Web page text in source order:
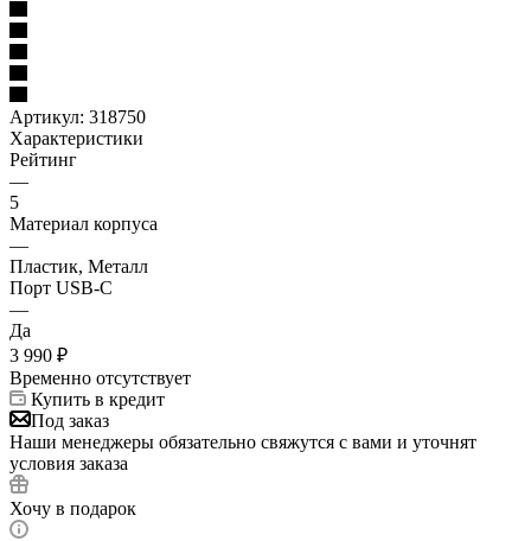
Артикул: 318750
Характеристики
Рейтинг
—
5
Материал корпуса
—
Пластик, Металл
Порт USB-C
—
Да
3 990 ₽
Временно отсутствует
Купить в кредит
Под заказ
Наши менеджеры обязательно свяжутся с вами и уточнят
условия заказа
Хочу в подарок